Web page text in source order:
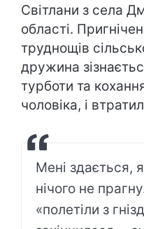
Світлани з села
області.
труднощів
дружина
турботи та
чоловіка, і
Мені здається,
нічого не
«полетіли з